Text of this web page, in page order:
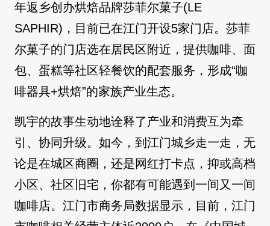
年返乡创办烘焙品牌莎菲尔菓子(LE
SAPHIR)，目前已在江门开设5家门店。莎菲
尔菓子的门店选在居民区附近，提供咖啡、面
包、蛋糕等社区轻餐饮的配套服务，形成“咖
啡器具+烘焙”的家族产业生态。
凯宇的故事生动地诠释了产业和消费互为牵
引、协同升级。如今，到江门城乡走一走，无
论是在城区商圈，还是网红打卡点，抑或高档
小区、社区旧宅，你都有可能遇到一间又一间
咖啡店。江门市商务局数据显示，目前，江门